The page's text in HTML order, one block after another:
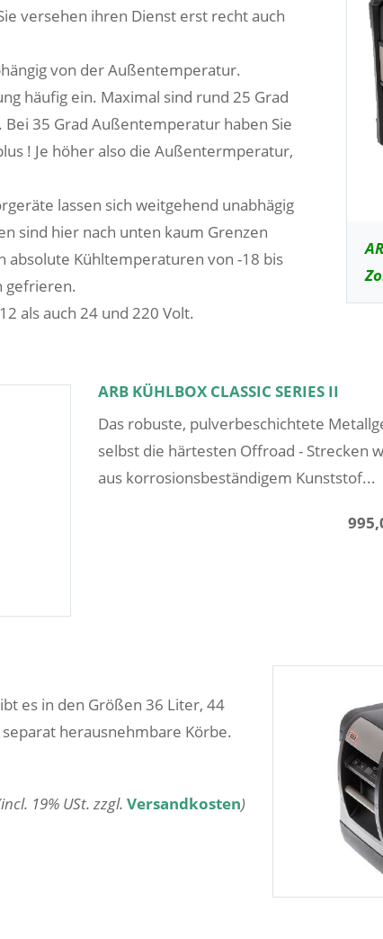
versehen ihren Dienst erst recht auch
von der Außentemperatur.
häufig ein. Maximal sind rund 25 Grad
35 Grad Außentemperatur haben Sie
! Je höher also die Außentermperatur,
lassen sich weitgehend unabhägig
sind hier nach unten kaum Grenzen
absolute Kühltemperaturen von -18 bis
gefrieren.
als auch 24 und 220 Volt.
ARB KÜHLBOX CLASSIC SERIES II
Das robuste, pulverbeschichtete
selbst die härtesten Offroad - Strecken
aus korrosionsbeständigem Kunststof...
es in den Größen 36 Liter, 44
herausnehmbare Körbe.
19% USt. zzgl. Versandkosten)